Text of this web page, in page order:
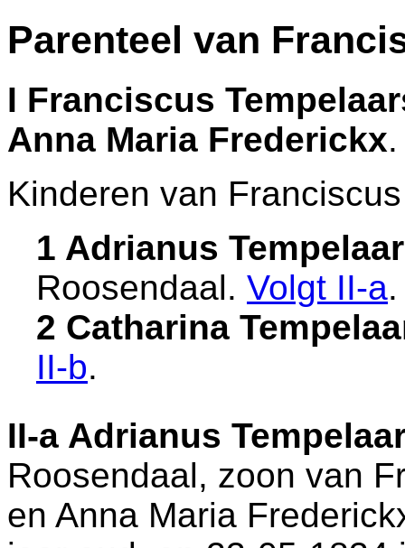
Parenteel van
I Franciscus
Anna Maria Frederickx.
Kinderen van
1 Adrianus
Roosendaal. Volgt II-a.
2 Catharina
II-b.
II-a Adrianus
Roosendaal, zoon van
en Anna Maria